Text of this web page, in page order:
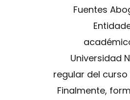
Fuentes
Universidad
regular del curso
Finalmente,